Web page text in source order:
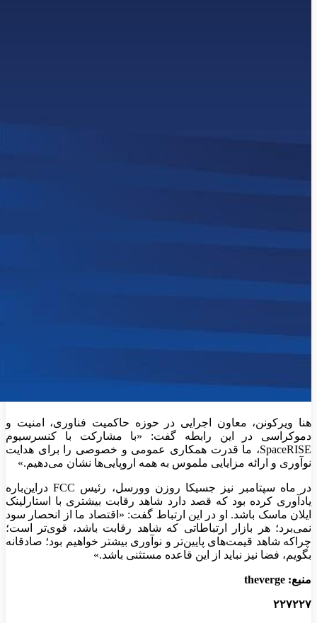
هنا ویرکونن، معاون اجرایی در حوزه حاکمیت فناوری، امنیت و
دموکراسی در این رابطه گفت: «با مشارکت با کنسرسیوم
SpaceRISE، ما قدرت همکاری عمومی و خصوصی را برای هدایت
نوآوری و ارائه مزایایی ملموس به همه اروپایی‌ها نشان می‌دهیم.»
در ماه سپتامبر نیز جسیکا روزن وورسل، رئیس FCC دراین‌باره
یادآوری کرده بود که قصد دارد شاهد رقابت بیشتری با استارلینک
ایلان ماسک باشد. او در این‌ ارتباط گفت: «اقتصاد ما از انحصار سود
نمی‌برد؛ هر بازار ارتباطاتی که شاهد رقابت باشد، قوی‌تر است؛
چراکه شاهد قیمت‌های پایین‌تر و نوآوری بیشتر خواهیم بود؛ صادقانه
بگویم، فضا نیز نباید از این قاعده مستثنی باشد.»
منبع: theverge
۲۲۷۲۲۷